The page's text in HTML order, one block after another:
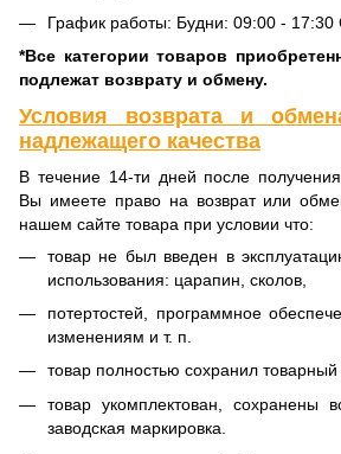
График работы: Будни: 09:00 -
*Все категории товаров
подлежат возврату и обмену.
Условия возврата и
надлежащего качества
В течение 14-ти дней после
Вы имеете право на возврат или
нашем сайте товара при условии что:
товар не был введен в
использования: царапин, сколов,
потертостей, программное
изменениям и т. п.
товар полностью сохранил товарный
товар укомплектован, сохранены
заводская маркировка.